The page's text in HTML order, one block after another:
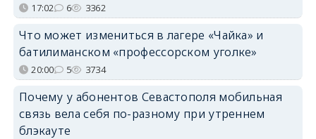
17:02 6 3362
Что может измениться в лагере «Чайка» и
батилиманском «профессорском уголке»
20:00 5 3734
Почему у абонентов Севастополя мобильная
связь вела себя по-разному при утреннем
блэкауте